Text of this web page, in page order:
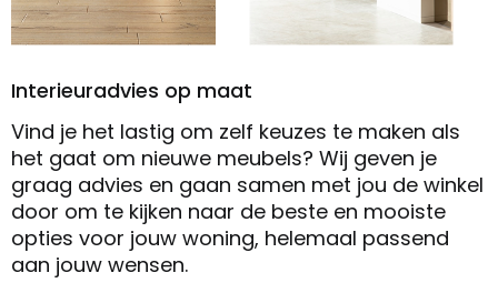
Interieuradvies op maat
Vind je het lastig om zelf keuzes te maken als
het gaat om nieuwe meubels? Wij geven je
graag advies en gaan samen met jou de winkel
door om te kijken naar de beste en mooiste
opties voor jouw woning, helemaal passend
aan jouw wensen.